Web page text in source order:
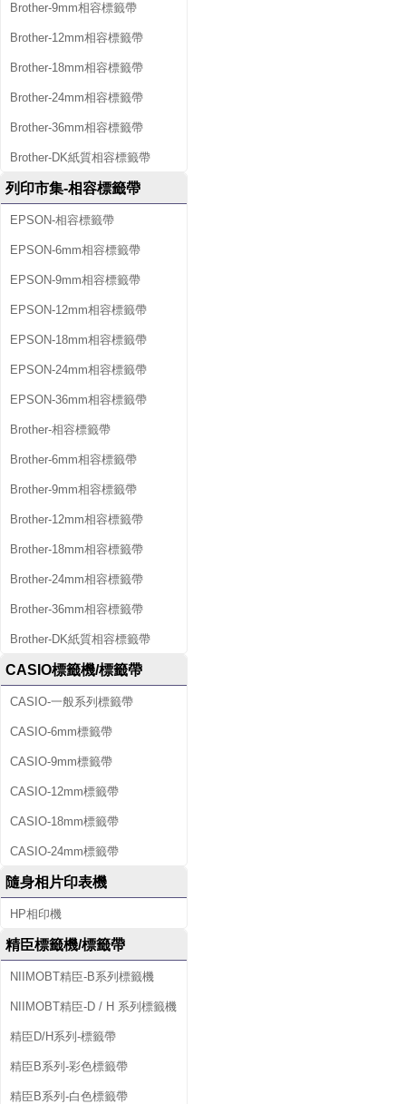
Brother-9mm相容標籤帶
Brother-12mm相容標籤帶
Brother-18mm相容標籤帶
Brother-24mm相容標籤帶
Brother-36mm相容標籤帶
Brother-DK紙質相容標籤帶
列印市集-相容標籤帶
EPSON-相容標籤帶
EPSON-6mm相容標籤帶
EPSON-9mm相容標籤帶
EPSON-12mm相容標籤帶
EPSON-18mm相容標籤帶
EPSON-24mm相容標籤帶
EPSON-36mm相容標籤帶
Brother-相容標籤帶
Brother-6mm相容標籤帶
Brother-9mm相容標籤帶
Brother-12mm相容標籤帶
Brother-18mm相容標籤帶
Brother-24mm相容標籤帶
Brother-36mm相容標籤帶
Brother-DK紙質相容標籤帶
CASIO標籤機/標籤帶
CASIO-一般系列標籤帶
CASIO-6mm標籤帶
CASIO-9mm標籤帶
CASIO-12mm標籤帶
CASIO-18mm標籤帶
CASIO-24mm標籤帶
隨身相片印表機
HP相印機
精臣標籤機/標籤帶
NIIMOBT精臣-B系列標籤機
NIIMOBT精臣-D / H 系列標籤機
精臣D/H系列-標籤帶
精臣B系列-彩色標籤帶
精臣B系列-白色標籤帶